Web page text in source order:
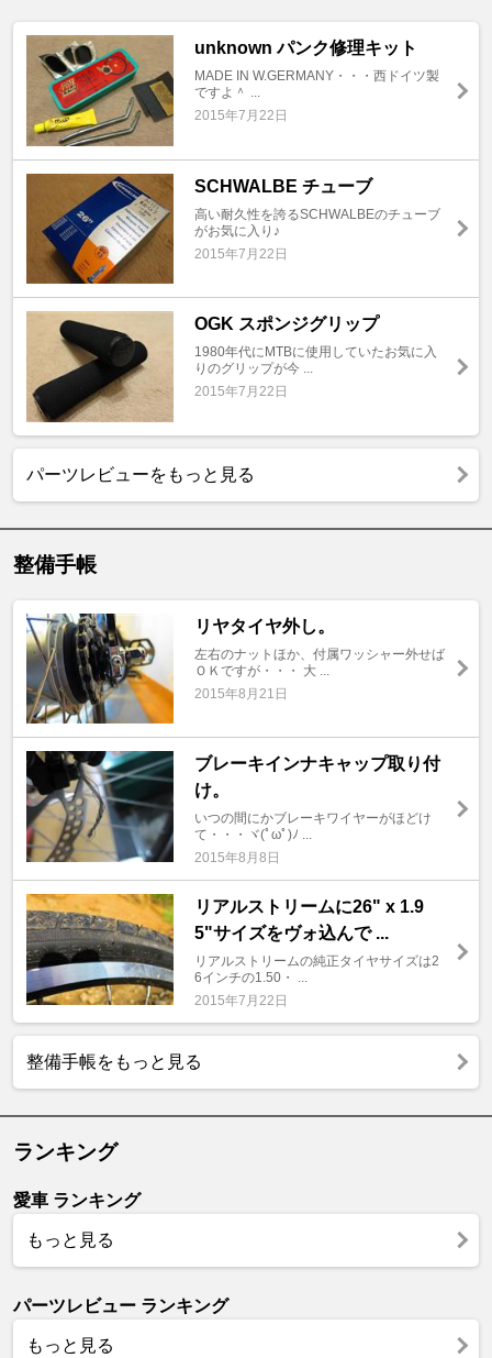
unknown パンク修理キット
MADE IN W.GERMANY・・・西ドイツ製
ですよ＾ ...
2015年7月22日
SCHWALBE チューブ
高い耐久性を誇るSCHWALBEのチューブ
がお気に入り♪
2015年7月22日
OGK スポンジグリップ
1980年代にMTBに使用していたお気に入
りのグリップが今 ...
2015年7月22日
パーツレビューをもっと見る
整備手帳
リヤタイヤ外し。
左右のナットほか、付属ワッシャー外せば
ＯＫですが・・・ 大 ...
2015年8月21日
ブレーキインナキャップ取り付
け。
いつの間にかブレーキワイヤーがほどけ
て・・・ヾ(ﾟωﾟ)ﾉ ...
2015年8月8日
リアルストリームに26" x 1.9
5"サイズをヴォ込んで ...
リアルストリームの純正タイヤサイズは2
6インチの1.50・ ...
2015年7月22日
整備手帳をもっと見る
ランキング
愛車 ランキング
もっと見る
パーツレビュー ランキング
もっと見る